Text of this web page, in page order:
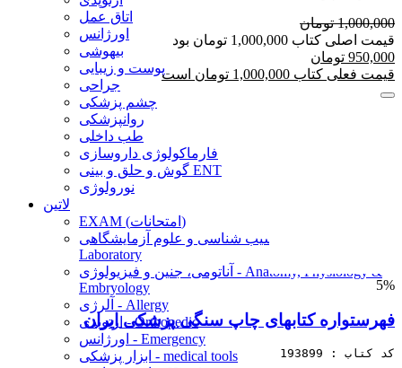
اتاق عمل
اورژانس
بیهوشی
پوست و زیبایی
جراحی
چشم پزشکی
روانپزشکی
طب داخلی
فارماکولوژی داروسازی
گوش و حلق و بینی ENT
نورولوژی
لاتین
EXAM (امتحانات)
آسیب شناسی و علوم آزمایشگاهی - Pathology &
Laboratory
آناتومی، جنین و فیزیولوژی - Anatomy, Physiology &
Embryology
آلرژی - Allergy
ارتوپدی - Orthopedic
اورژانس - Emergency
ابزار پزشکی - medical tools
1,000,000 تومان
قیمت اصلی کتاب 1,000,000 تومان بود
950,000 تومان
قیمت فعلی کتاب 1,000,000 تومان است
5%
فهرستواره کتابهای چاپ سنگی پزشکی ایران
کد کتاب : 193899